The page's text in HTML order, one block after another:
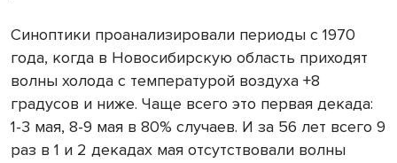
Синоптики проанализировали периоды с 1970
года, когда в Новосибирскую область приходят
волны холода с температурой воздуха +8
градусов и ниже. Чаще всего это первая декада:
1-3 мая, 8-9 мая в 80% случаев. И за 56 лет всего 9
раз в 1 и 2 декадах мая отсутствовали волны